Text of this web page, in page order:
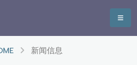
新闻信息